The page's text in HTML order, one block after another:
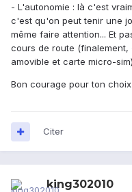
- L'autonomie : là c'est
c'est qu'on peut tenir une
même faire attention... Et
cours de route (finalement,
amovible et carte micro-
Bon courage pour ton choix
Citer
king302010